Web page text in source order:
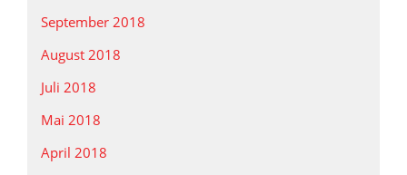
September 2018
August 2018
Juli 2018
Mai 2018
April 2018